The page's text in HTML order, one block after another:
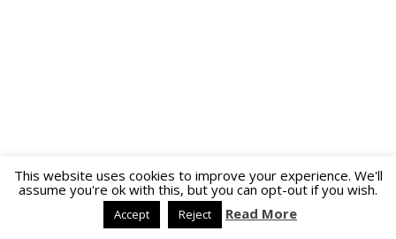
This website uses cookies to improve your experience. We'll
assume you're ok with this, but you can opt-out if you wish.
Accept Reject Read More